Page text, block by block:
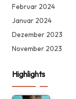
Februar 2024
Januar 2024
Dezember 2023
November 2023
Highlights